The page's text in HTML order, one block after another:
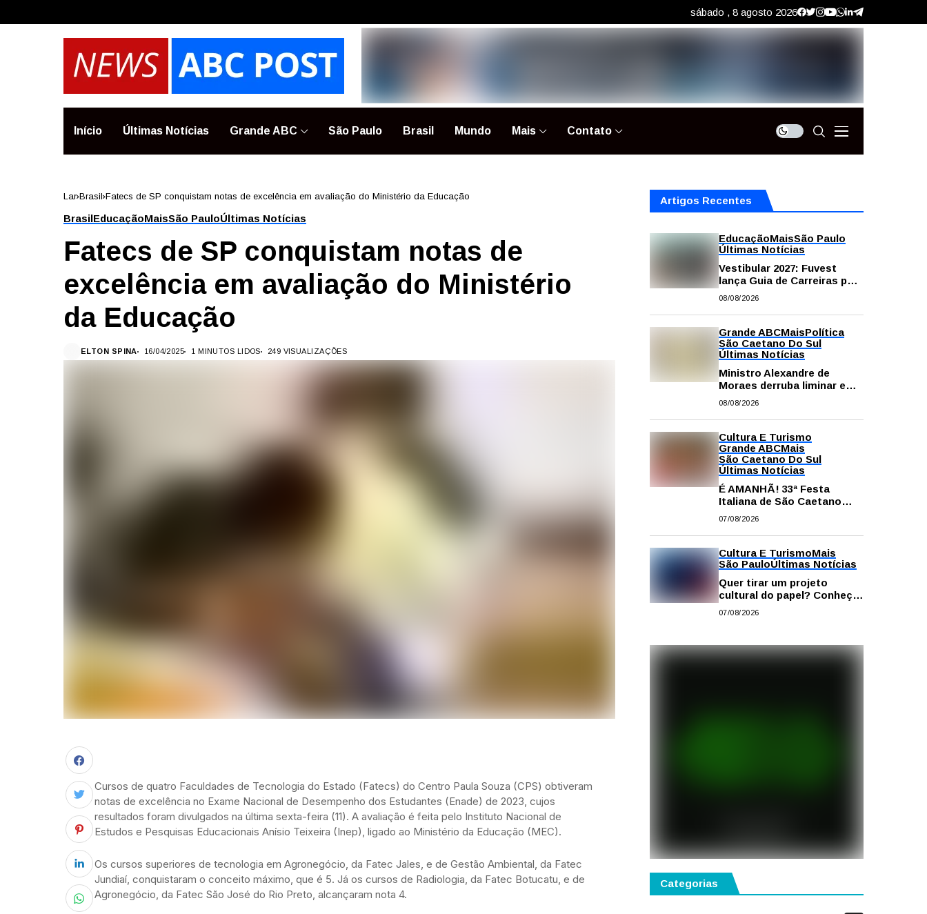
sábado , 8 agosto 2026
Início Últimas Notícias Grande ABC São Paulo Brasil Mundo Mais Contato
Lar Brasil Fatecs de SP conquistam notas de excelência em avaliação do Ministério da Educação
BrasilEducaçãoMaisSão PauloÚltimas Notícias
Fatecs de SP conquistam notas de
excelência em avaliação do Ministério
da Educação
ELTON SPINA 16/04/2025 1 MINUTOS LIDOS 249 VISUALIZAÇÕES
Cursos de quatro Faculdades de Tecnologia do Estado (Fatecs) do Centro Paula Souza (CPS) obtiveram
notas de excelência no Exame Nacional de Desempenho dos Estudantes (Enade) de 2023, cujos
resultados foram divulgados na última sexta-feira (11). A avaliação é feita pelo Instituto Nacional de
Estudos e Pesquisas Educacionais Anísio Teixeira (Inep), ligado ao Ministério da Educação (MEC).
Os cursos superiores de tecnologia em Agronegócio, da Fatec Jales, e de Gestão Ambiental, da Fatec
Jundiaí, conquistaram o conceito máximo, que é 5. Já os cursos de Radiologia, da Fatec Botucatu, e de
Agronegócio, da Fatec São José do Rio Preto, alcançaram nota 4.
Artigos Recentes
EducaçãoMaisSão Paulo
Últimas Notícias
Vestibular 2027: Fuvest
lança Guia de Carreiras para
auxiliar candidatos na
08/08/2026
Grande ABCMaisPolítica
São Caetano Do Sul
Últimas Notícias
Ministro Alexandre de
Moraes derruba liminar e
restabelece andamento de
contra vereador Matheus
Gianello
08/08/2026
Cultura E Turismo
Grande ABCMais
São Caetano Do Sul
Últimas Notícias
É AMANHÃ! 33ª Festa
Italiana de São Caetano
começa neste sábado com
solidariedade
07/08/2026
Cultura E TurismoMais
São PauloÚltimas Notícias
Quer tirar um projeto
cultural do papel? Conheça
os principais editais
07/08/2026
Categorias